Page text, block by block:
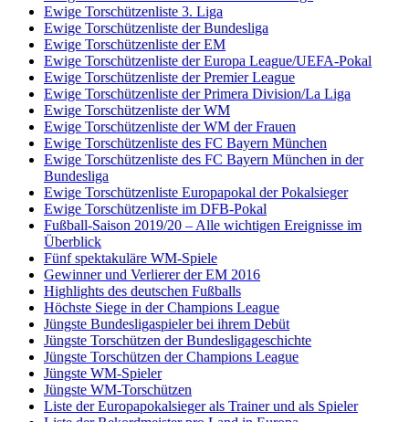
Ewige Torschützenliste 3. Liga
Ewige Torschützenliste der Bundesliga
Ewige Torschützenliste der EM
Ewige Torschützenliste der Europa League/UEFA-Pokal
Ewige Torschützenliste der Premier League
Ewige Torschützenliste der Primera Division/La Liga
Ewige Torschützenliste der WM
Ewige Torschützenliste der WM der Frauen
Ewige Torschützenliste des FC Bayern München
Ewige Torschützenliste des FC Bayern München in der
Bundesliga
Ewige Torschützenliste Europapokal der Pokalsieger
Ewige Torschützenliste im DFB-Pokal
Fußball-Saison 2019/20 – Alle wichtigen Ereignisse im
Überblick
Fünf spektakuläre WM-Spiele
Gewinner und Verlierer der EM 2016
Highlights des deutschen Fußballs
Höchste Siege in der Champions League
Jüngste Bundesligaspieler bei ihrem Debüt
Jüngste Torschützen der Bundesligageschichte
Jüngste Torschützen der Champions League
Jüngste WM-Spieler
Jüngste WM-Torschützen
Liste der Europapokalsieger als Trainer und als Spieler